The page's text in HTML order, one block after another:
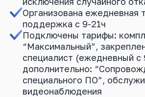
Организована ежедневная
поддержка с 9-21ч
Подключены тарифы:
“Максимальный”,
специалист (ежедневный с
дополнительно:
специального ПО”,
видеонаблюдения